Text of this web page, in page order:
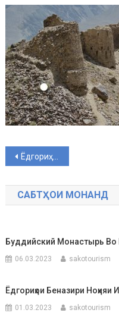
Post
Ёдгориҳои беназири ноҳияи Ишкошим
САБТҲОИ МОНАНД
Буддийский Монастырь Во
06.03.2023 sakotourism
Ёдгориҳои Беназири
01.03.2023 sakotourism